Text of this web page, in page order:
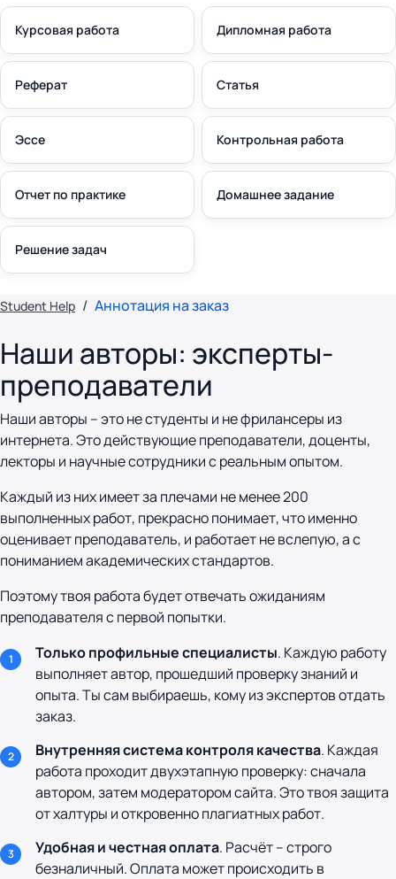
Курсовая работа Дипломная работа
Реферат Статья
Эссе Контрольная работа
Отчет по практике Домашнее задание
Решение задач
Student Help Аннотация на заказ
Наши авторы: эксперты-
преподаватели
Наши авторы – это не студенты и не фрилансеры из
интернета. Это действующие преподаватели, доценты,
лекторы и научные сотрудники с реальным опытом.
Каждый из них имеет за плечами не менее 200
выполненных работ, прекрасно понимает, что именно
оценивает преподаватель, и работает не вслепую, а с
пониманием академических стандартов.
Поэтому твоя работа будет отвечать ожиданиям
преподавателя с первой попытки.
Только профильные специалисты. Каждую работу
выполняет автор, прошедший проверку знаний и
опыта. Ты сам выбираешь, кому из экспертов отдать
заказ.
Внутренняя система контроля качества. Каждая
работа проходит двухэтапную проверку: сначала
автором, затем модератором сайта. Это твоя защита
от халтуры и откровенно плагиатных работ.
Удобная и честная оплата. Расчёт – строго
безналичный. Оплата может происходить в